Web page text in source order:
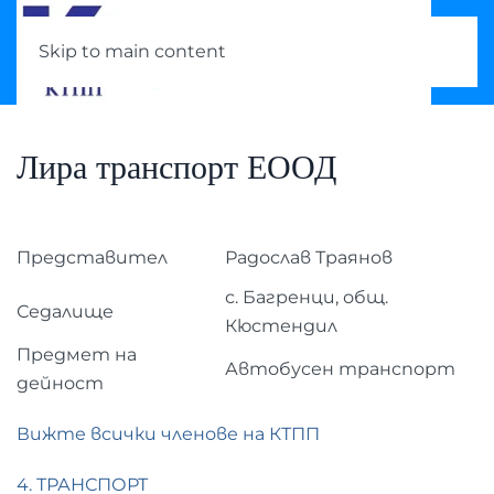
Skip to main content
Лира транспорт ЕООД
Представител Радослав Траянов
Седалище
с. Багренци, общ.
Кюстендил
Предмет на
дейност
Автобусен транспорт
Вижте всички членове на КТПП
4. ТРАНСПОРТ